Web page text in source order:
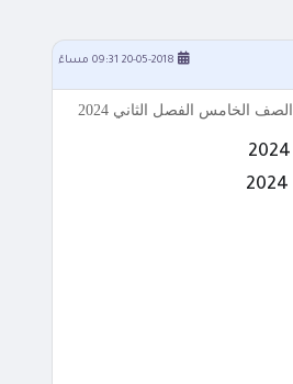
20-05-2018 09:31 مساءً